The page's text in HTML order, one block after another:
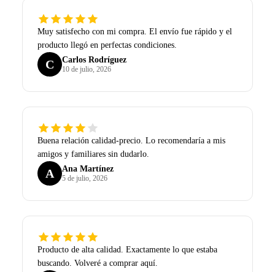
Muy satisfecho con mi compra. El envío fue rápido y el
producto llegó en perfectas condiciones.
C Carlos Rodríguez
10 de julio, 2026
Buena relación calidad-precio. Lo recomendaría a mis
amigos y familiares sin dudarlo.
A Ana Martínez
5 de julio, 2026
Producto de alta calidad. Exactamente lo que estaba
buscando. Volveré a comprar aquí.